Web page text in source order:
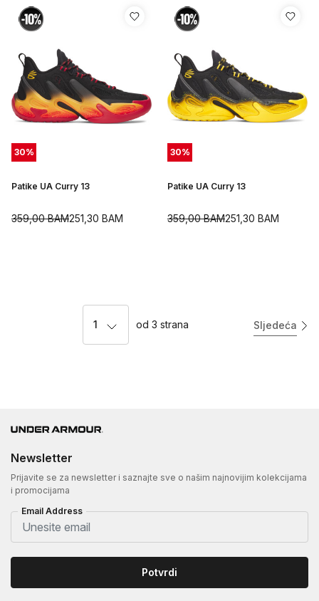
30%
Patike UA Curry 13
251,30 BAM
359,00BAM
30%
Patike UA Curry 13
251,30 BAM
359,00BAM
1 od 3 strana Sljedeća
Newsletter
Prijavite se za newsletter i saznajte sve o našim najnovijim kolekcijama
i promocijama
Email Address
Potvrdi